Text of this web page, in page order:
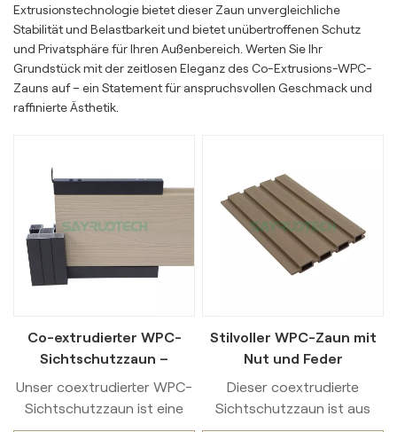
Extrusionstechnologie bietet dieser Zaun unvergleichliche
Stabilität und Belastbarkeit und bietet unübertroffenen Schutz
und Privatsphäre für Ihren Außenbereich. Werten Sie Ihr
Grundstück mit der zeitlosen Eleganz des Co-Extrusions-WPC-
Zauns auf – ein Statement für anspruchsvollen Geschmack und
raffinierte Ästhetik.
Co-extrudierter WPC-
Sichtschutzzaun –
Wartungsarme Lösung für
den Außenbereich
Unser coextrudierter WPC-
Sichtschutzzaun ist eine
Stilvoller WPC-Zaun mit
Nut und Feder
Dieser coextrudierte
Sichtschutzzaun ist aus